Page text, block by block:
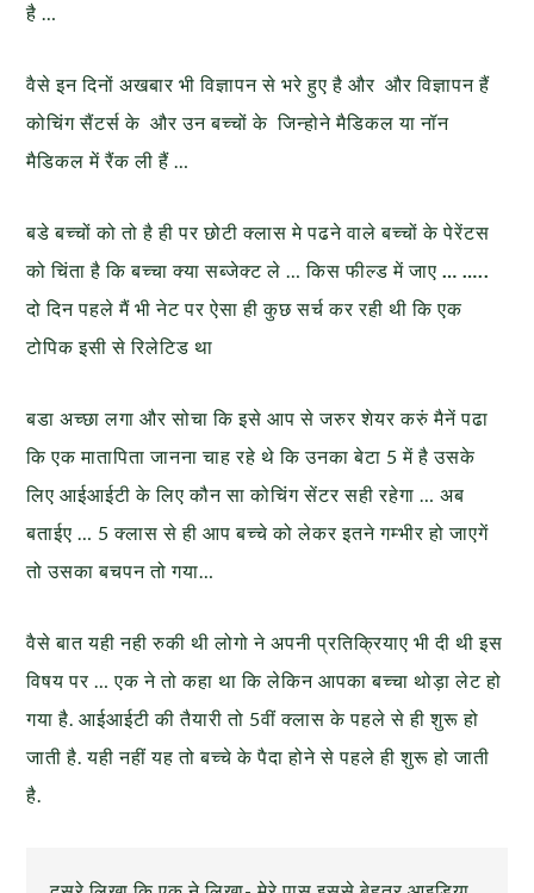
है …
वैसे इन दिनों अखबार भी विज्ञापन से भरे हुए है और और विज्ञापन हैं
कोचिंग सैंटर्स के और उन बच्चों के जिन्होने मैडिकल या नॉन
मैडिकल में रैंक ली हैं …
बडे बच्चों को तो है ही पर छोटी क्लास मे पढने वाले बच्चों के पेरेंटस
को चिंता है कि बच्चा क्या सब्जेक्ट ले … किस फील्ड में जाए … …..
दो दिन पहले मैं भी नेट पर ऐसा ही कुछ सर्च कर रही थी कि एक
टोपिक इसी से रिलेटिड था
बडा अच्छा लगा और सोचा कि इसे आप से जरुर शेयर करुं मैनें पढा
कि एक मातापिता जानना चाह रहे थे कि उनका बेटा 5 में है उसके
लिए आईआईटी के लिए कौन सा कोचिंग सेंटर सही रहेगा … अब
बताईए … 5 क्लास से ही आप बच्चे को लेकर इतने गम्भीर हो जाएगें
तो उसका बचपन तो गया…
वैसे बात यही नही रुकी थी लोगो ने अपनी प्रतिक्रियाए भी दी थी इस
विषय पर … एक ने तो कहा था कि लेकिन आपका बच्चा थोड़ा लेट हो
गया है. आईआईटी की तैयारी तो 5वीं क्लास के पहले से ही शुरू हो
जाती है. यही नहीं यह तो बच्चे के पैदा होने से पहले ही शुरू हो जाती
है.